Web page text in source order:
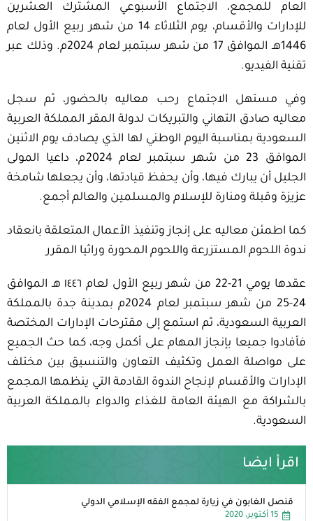
العام للمجمع، الاجتماع الأسبوعي المشترك العشرين
للإدارات والأقسام، يوم الثلاثاء 14 من شهر ربيع الأول لعام
1446هـ الموافق 17 من شهر سبتمبر لعام 2024م. وذلك عبر
تقنية الفيديو.
وفي مستهل الاجتماع رحب معاليه بالحضور، ثم سجل
معاليه صادق التهاني والتبريكات لدولة المقر المملكة العربية
السعودية بمناسبة اليوم الوطني لها الذي يصادف يوم الاثنين
الموافق 23 من شهر سبتمبر لعام 2024م، داعيا المولى
الجليل أن يبارك فيها، وأن يحفظ قيادتها، وأن يجعلها شامخة
عزيزة وقبلة ومنارة للإسلام والمسلمين والعالم أجمع.
كما اطمئن معاليه على إنجاز وتنفيذ الأعمال المتعلقة بانعقاد
ندوة اللحوم المستزرعة واللحوم المحورة وراثيا المقرر
عقدها يومي 21-22 من شهر ربيع الأول لعام ١٤٤٦ هـ الموافق
24-25 من شهر سبتمبر لعام 2024م بمدينة جدة بالمملكة
العربية السعودية، ثم استمع إلى مقترحات الإدارات المختصة
فأفادوا جميعا بإنجاز المهام على أكمل وجه، كما حث الجميع
على مواصلة العمل وتكثيف التعاون والتنسيق بين مختلف
الإدارات والأقسام لإنجاح الندوة القادمة التي ينظمها المجمع
بالشراكة مع الهيئة العامة للغذاء والدواء بالمملكة العربية
السعودية.
اقرأ ايضا
قنصل الغابون في زيارة لمجمع الفقه الإسلامي الدولي
15 أكتوبر، 2020